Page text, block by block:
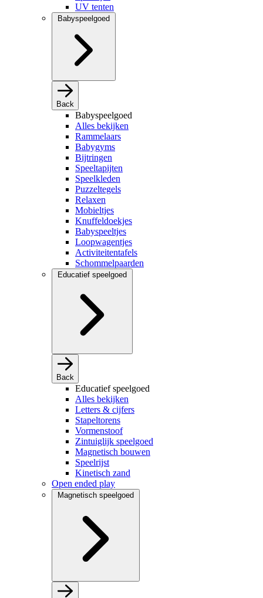
UV tenten
Babyspeelgoed
Back
Babyspeelgoed
Alles bekijken
Rammelaars
Babygyms
Bijtringen
Speeltapijten
Speelkleden
Puzzeltegels
Relaxen
Mobieltjes
Knuffeldoekjes
Babyspeeltjes
Loopwagentjes
Activiteitentafels
Schommelpaarden
Educatief speelgoed
Back
Educatief speelgoed
Alles bekijken
Letters & cijfers
Stapeltorens
Vormenstoof
Zintuiglijk speelgoed
Magnetisch bouwen
Speelrijst
Kinetisch zand
Open ended play
Magnetisch speelgoed